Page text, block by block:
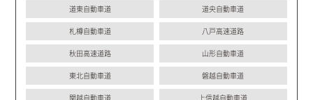
道東自動車道 道央自動車道
札樽自動車道 八戸高速道路
秋田高速道路 山形自動車道
東北自動車道 磐越自動車道
関越自動車道 上信越自動車道